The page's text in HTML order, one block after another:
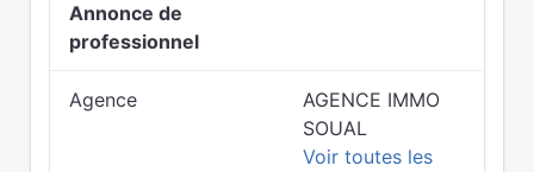
Annonce de
professionnel
Agence
AGENCE IMMO
SOUAL
Voir toutes les